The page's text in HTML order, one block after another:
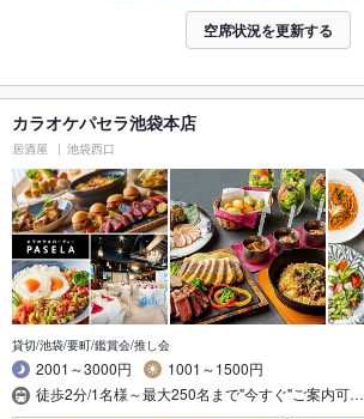
空席状況を更新する
カラオケパセラ池袋本店
居酒屋 池袋西口
貸切/池袋/要町/鑑賞会/推し会
2001～3000円
1001～1500円
徒歩2分/1名様～最大250名まで"今すぐ"ご案内可…